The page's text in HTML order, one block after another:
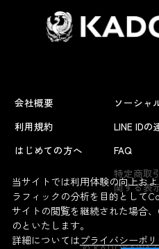
会社概要
利用規約
はじめての方へ
ソーシャ
LINE IDの
FAQ
特定商取
関する表
当サイトでは利用体験の向上お
ラフィックの分析を目的として
サイトの閲覧を継続された場合
のといたします。
詳細についてはプライバシーポ